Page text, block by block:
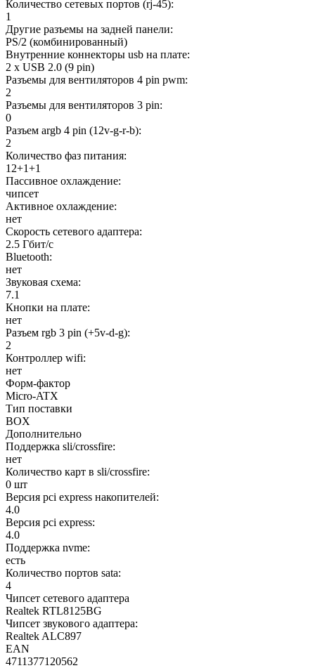
Количество сетевых портов (rj-45):
1
Другие разъемы на задней панели:
PS/2 (комбинированный)
Внутренние коннекторы usb на плате:
2 x USB 2.0 (9 pin)
Разъемы для вентиляторов 4 pin pwm:
2
Разъемы для вентиляторов 3 pin:
0
Разъем argb 4 pin (12v-g-r-b):
2
Количество фаз питания:
12+1+1
Пассивное охлаждение:
чипсет
Активное охлаждение:
нет
Скорость сетевого адаптера:
2.5 Гбит/с
Bluetooth:
нет
Звуковая схема:
7.1
Кнопки на плате:
нет
Разъем rgb 3 pin (+5v-d-g):
2
Контроллер wifi:
нет
Форм-фактор
Micro-ATX
Тип поставки
BOX
Дополнительно
Поддержка sli/crossfire:
нет
Количество карт в sli/crossfire:
0 шт
Версия pci express накопителей:
4.0
Версия pci express:
4.0
Поддержка nvme:
есть
Количество портов sata:
4
Чипсет сетевого адаптера
Realtek RTL8125BG
Чипсет звукового адаптера:
Realtek ALC897
EAN
4711377120562